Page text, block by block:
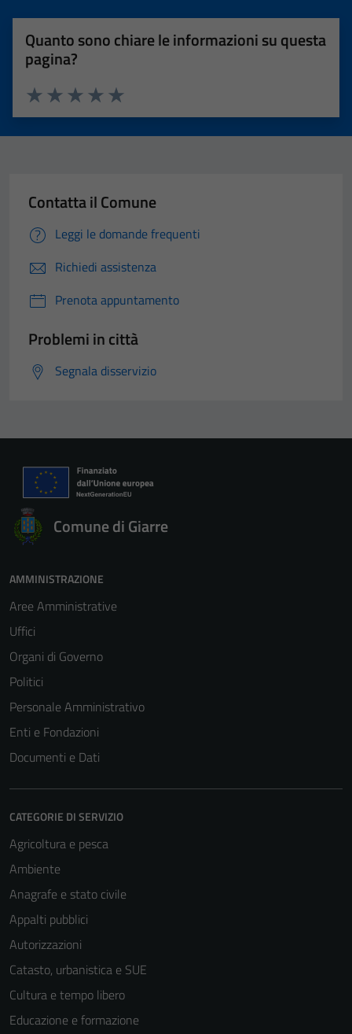
Quanto sono chiare le informazioni su questa
pagina?
Valuta 5 stelle su 5
Valuta 4 stelle su 5
Valuta 3 stelle su 5
Valuta 2 stelle su 5
Valuta 1 stelle su 5
Contatta il Comune
Leggi le domande frequenti
Richiedi assistenza
Prenota appuntamento
Problemi in città
Segnala disservizio
Comune di Giarre
AMMINISTRAZIONE
Aree Amministrative
Uffici
Organi di Governo
Politici
Personale Amministrativo
Enti e Fondazioni
Documenti e Dati
CATEGORIE DI SERVIZIO
Agricoltura e pesca
Ambiente
Anagrafe e stato civile
Appalti pubblici
Autorizzazioni
Catasto, urbanistica e SUE
Cultura e tempo libero
Educazione e formazione